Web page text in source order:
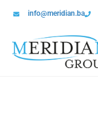
info@meridian.ba